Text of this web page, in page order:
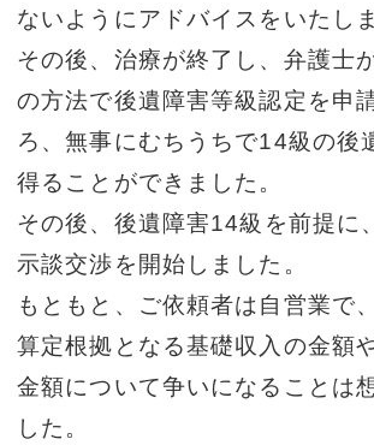
ないようにアドバイスをいたし
その後、治療が終了し、弁護士
の方法で後遺障害等級認定を申
ろ、無事にむちうちで14級の後
得ることができました。
その後、後遺障害14級を前提に
示談交渉を開始しました。
もともと、ご依頼者は自営業で
算定根拠となる基礎収入の金額
金額について争いになることは
した。